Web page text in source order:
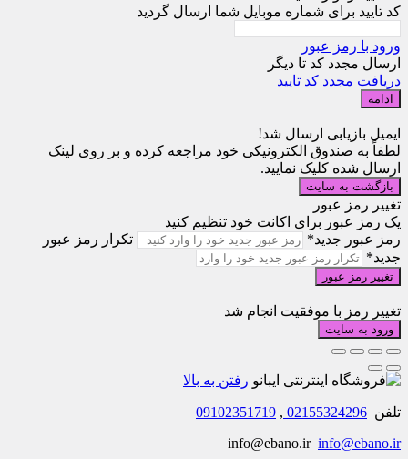
کد تایید برای شماره موبایل شما ارسال گردید
ورود با رمز عبور
ارسال مجدد کد تا دیگر
دریافت مجدد کد تایید
ادامه
ایمیل بازیابی ارسال شد!
لطفاً به صندوق الکترونیکی خود مراجعه کرده و بر روی لینک
ارسال شده کلیک نمایید.
بازگشت به سایت
تغییر رمز عبور
یک رمز عبور برای اکانت خود تنظیم کنید
رمز عبور جدید*
تکرار رمز عبور
جدید*
تغییر رمز عبور
تغییر رمز با موفقیت انجام شد
ورود به سایت
رفتن به بالا
تلفن 02155324296
,
09102351719
info@ebano.ir info@ebano.ir